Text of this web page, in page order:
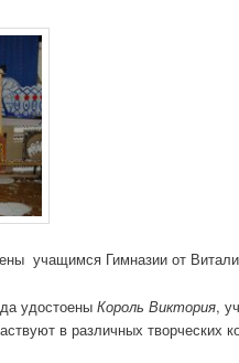
учащимся Гимназии от
удостоены Король Виктория,
в различных творческих